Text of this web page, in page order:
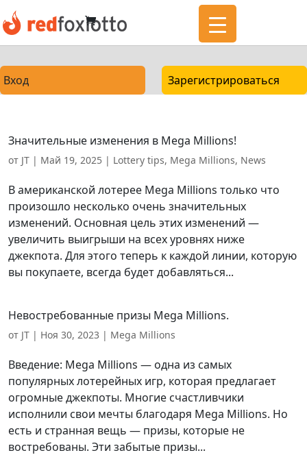
Вход Зарегистрироваться
Значительные изменения в Mega Millions!
от JT | Май 19, 2025 | Lottery tips, Mega Millions, News
В американской лотерее Mega Millions только что
произошло несколько очень значительных
изменений. Основная цель этих изменений —
увеличить выигрыши на всех уровнях ниже
джекпота. Для этого теперь к каждой линии, которую
вы покупаете, всегда будет добавляться...
Невостребованные призы Mega Millions.
от JT | Ноя 30, 2023 | Mega Millions
Введение: Mega Millions — одна из самых
популярных лотерейных игр, которая предлагает
огромные джекпоты. Многие счастливчики
исполнили свои мечты благодаря Mega Millions. Но
есть и странная вещь — призы, которые не
востребованы. Эти забытые призы...